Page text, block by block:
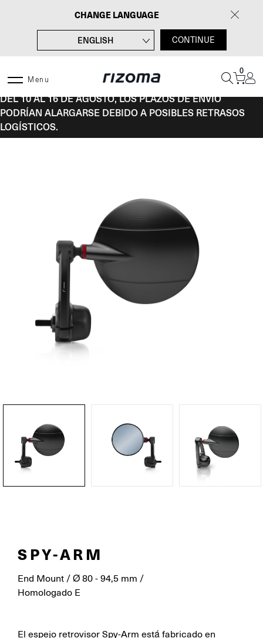
contenido
CHANGE LANGUAGE
ENGLISH
DEUTSCH
ITALIANO
CONTINUE
Menu
0
DEL 10 AL 16 DE AGOSTO, LOS PLAZOS DE ENVÍO
PODRÍAN ALARGARSE DEBIDO A POSIBLES RETRASOS
LOGÍSTICOS.
SPY-ARM
End Mount / Ø 80 - 94,5 mm /
Homologado E
El espejo retrovisor Spy-Arm está fabricado en